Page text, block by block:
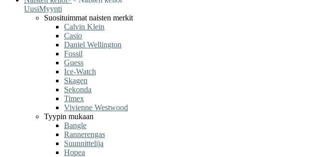
UusiMyynti
Suosituimmat naisten merkit
Calvin Klein
Casio
Daniel Wellington
Fossil
Guess
Ice-Watch
Skagen
Sekonda
Timex
Vivienne Westwood
Tyypin mukaan
Bangle
Rannerengas
Suunnittelija
Hopea